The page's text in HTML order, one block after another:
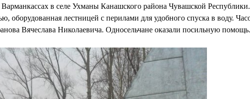
в селе Ухманы Канашского района Чувашской
оборудованная лестницей с перилами для удобного спуска в воду.
Вячеслава Николаевича. Односельчане оказали посильную помощь.